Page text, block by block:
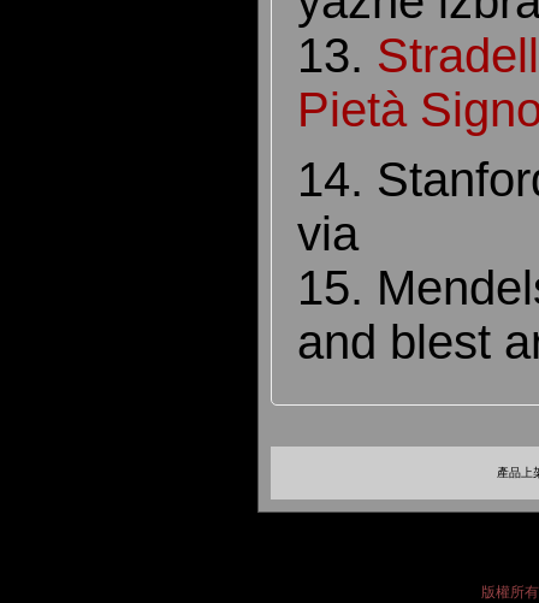
13.
Pietà
14.
via
15.
and blest
產品上
版權所